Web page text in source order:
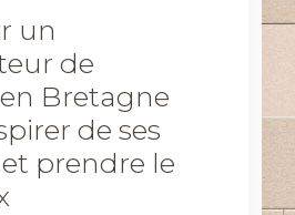
un
de
Bretagne
de ses
prendre le